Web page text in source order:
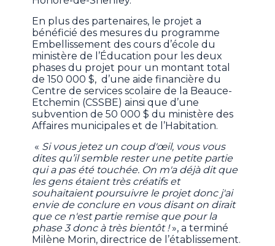
En plus des partenaires, le projet a
bénéficié des mesures du programme
Embellissement des cours d’école du
ministère de l’Éducation pour les deux
phases du projet pour un montant total
de 150 000 $, d’une aide financière du
Centre de services scolaire de la Beauce-
Etchemin (CSSBE) ainsi que d’une
subvention de 50 000 $ du ministère des
Affaires municipales et de l’Habitation.
« Si vous jetez un coup d'œil, vous vous
dites qu’il semble rester une petite partie
qui a pas été touchée. On m'a déjà dit que
les gens étaient très créatifs et
souhaitaient poursuivre le projet donc j'ai
envie de conclure en vous disant on dirait
que ce n'est partie remise que pour la
phase 3 donc à très bientôt !», a terminé
Milène Morin, directrice de l’établissement.